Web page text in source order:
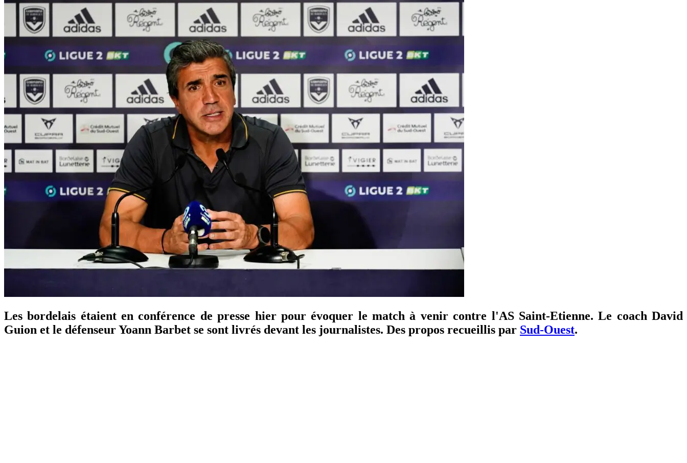
Les bordelais étaient en conférence de presse hier pour évoquer le match à venir contre l'AS Saint-Etienne. Le coach David
Guion et le défenseur Yoann Barbet se sont livrés devant les journalistes. Des propos recueillis par Sud-Ouest.